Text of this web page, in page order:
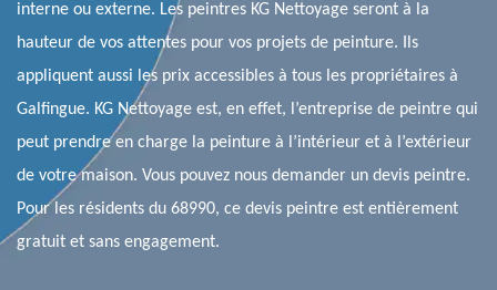
interne ou externe. Les peintres KG Nettoyage seront à la
hauteur de vos attentes pour vos projets de peinture. Ils
appliquent aussi les prix accessibles à tous les propriétaires à
Galfingue. KG Nettoyage est, en effet, l’entreprise de peintre qui
peut prendre en charge la peinture à l’intérieur et à l’extérieur
de votre maison. Vous pouvez nous demander un devis peintre.
Pour les résidents du 68990, ce devis peintre est entièrement
gratuit et sans engagement.